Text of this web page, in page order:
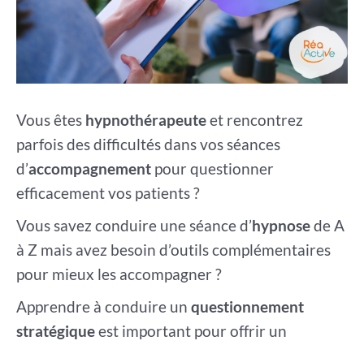
Vous êtes hypnothérapeuteet rencontrez
parfois des difficultés dans vos séances
d’accompagnementpour questionner
efficacement vos patients ?
Vous savez conduire une séance d’hypnosede A
à Z mais avez besoin d’outils complémentaires
pour mieux les accompagner ?
Apprendre à conduire un questionnement
stratégiqueest important pour offrir un